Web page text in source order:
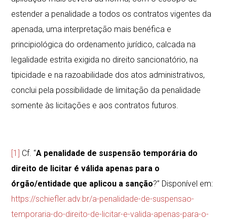
estender a penalidade a todos os contratos vigentes da
apenada, uma interpretação mais benéfica e
principiológica do ordenamento jurídico, calcada na
legalidade estrita exigida no direito sancionatório, na
tipicidade e na razoabilidade dos atos administrativos,
conclui pela possibilidade de limitação da penalidade
somente às licitações e aos contratos futuros.
[1] Cf. “A penalidade de suspensão temporária do
direito de licitar é válida apenas para o
órgão/entidade que aplicou a sanção?” Disponível em:
https://schiefler.adv.br/a-penalidade-de-suspensao-
temporaria-do-direito-de-licitar-e-valida-apenas-para-o-